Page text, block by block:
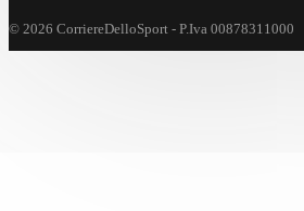
© 2026 CorriereDelloSport - P.Iva 00878311000